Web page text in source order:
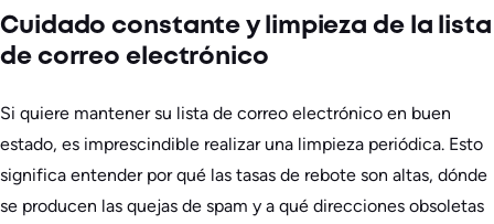
Cuidado constante y limpieza de la lista
de correo electrónico
Si quiere mantener su lista de correo electrónico en buen
estado, es imprescindible realizar una limpieza periódica. Esto
significa entender por qué las tasas de rebote son altas, dónde
se producen las quejas de spam y a qué direcciones obsoletas